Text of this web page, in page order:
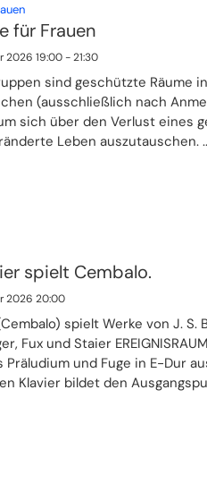
:
für Frauen
2026 19:00 - 21:30
sind geschützte Räume
(ausschließlich nach
sich über den Verlust eines
Leben auszutauschen.
spielt Cembalo.
2026 20:00
spielt Werke von J. S.
Fux und Staier
Präludium und Fuge in E-Dur
Klavier bildet den